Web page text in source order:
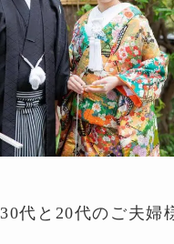
代と20代のご夫婦